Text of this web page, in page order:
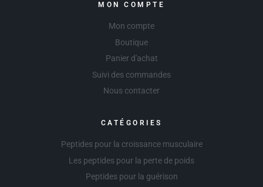
MON COMPTE
Mon compte
Boutique
Panier d'achat
Suivi des commandes
Nous contacter
CATÉGORIES
Peptides pour la croissance musculaire
Les peptides pour la perte de poids
Peptides pour la guérison